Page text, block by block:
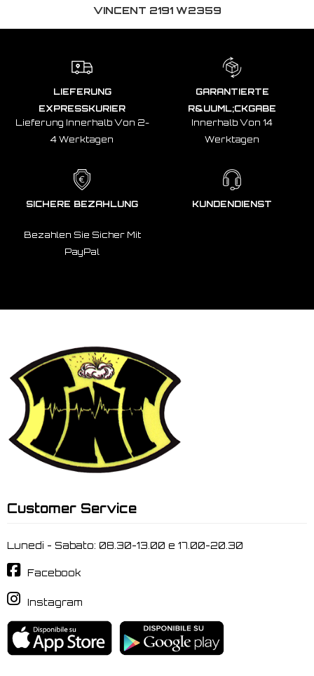
VINCENT 2191 W2359
LIEFERUNG
EXPRESSKURIER
Lieferung Innerhalb Von 2-
4 Werktagen
GARANTIERTE
R&UUML;CKGABE
Innerhalb Von 14
Werktagen
SICHERE BEZAHLUNG
Bezahlen Sie Sicher Mit
PayPal
KUNDENDIENST
Customer Service
Lunedi - Sabato: 08.30-13.00 e 17.00-20.30
Facebook
Instagram